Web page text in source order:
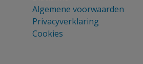
Algemene voorwaarden
Privacyverklaring
Cookies